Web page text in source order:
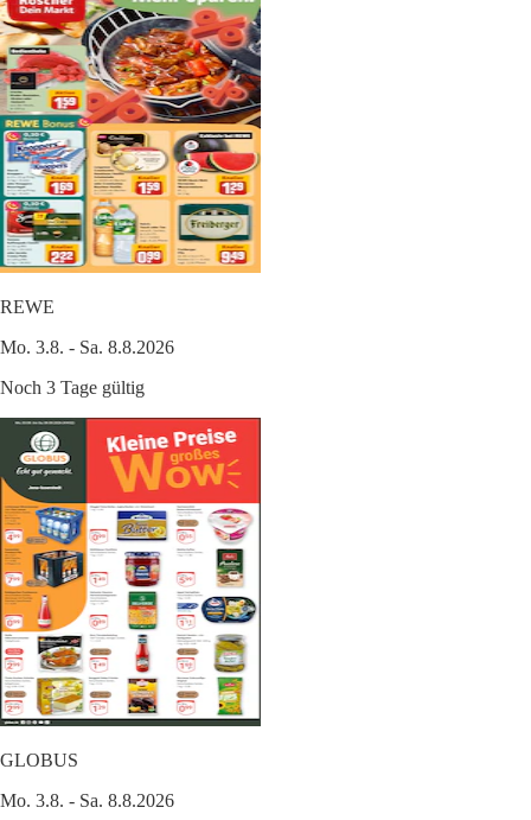
REWE
Mo. 3.8. - Sa. 8.8.2026
Noch 3 Tage gültig
GLOBUS
Mo. 3.8. - Sa. 8.8.2026